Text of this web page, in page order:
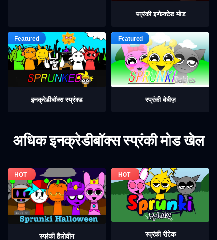
स्प्रंकी इन्फेक्टेड मोड
इनक्रेडीबॉक्स स्प्रंक्ड स्प्रंकी बेबीज़
अधिक इनक्रेडीबॉक्स स्प्रंकी मोड खेल
स्प्रंकी हैलोवीन स्प्रंकी रीटेक